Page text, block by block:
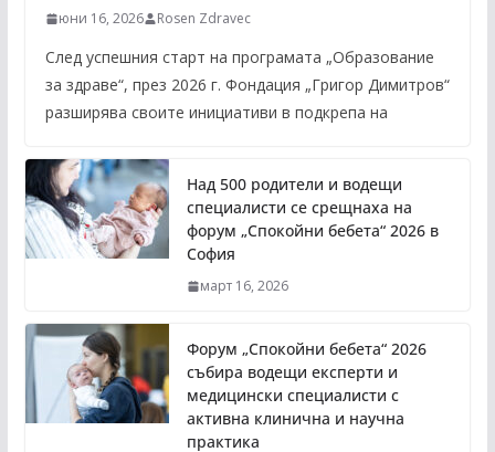
юни 16, 2026 Rosen Zdravec
След успешния старт на програмата „Образование
за здраве“, през 2026 г. Фондация „Григор Димитров“
разширява своите инициативи в подкрепа на
Над 500 родители и водещи
специалисти се срещнаха на
форум „Спокойни бебета“ 2026 в
София
март 16, 2026
Форум „Спокойни бебета“ 2026
събира водещи експерти и
медицински специалисти с
активна клинична и научна
практика